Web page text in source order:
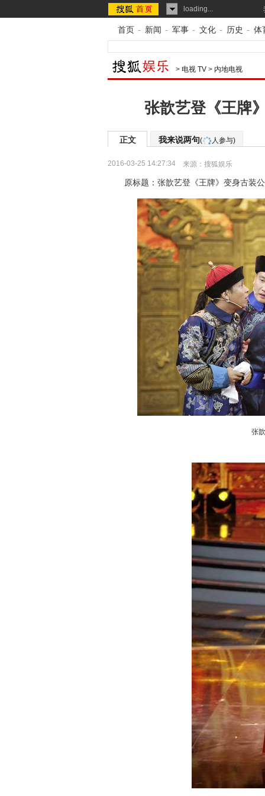
loading...
首页 - 新闻 - 军事 - 文化 - 历史 - 体
> 电视 TV > 内地电视
张歆艺登《王牌
正文 我来说两句( 人参与)
2016-03-25 14:27:34 来源： 搜狐娱乐
原标题：张歆艺登《王牌》变身古装
张
动物系恋人啊 | 钟欣潼